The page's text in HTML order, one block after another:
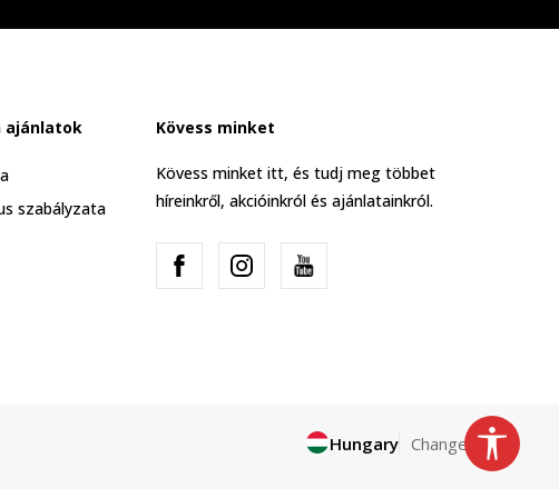
ajánlatok
szabályzata
Kövess minket
Kövess minket itt, és tudj meg többet
híreinkről, akcióinkról és ajánlatainkról.
Hungary Change